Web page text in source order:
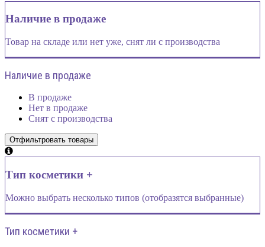
Наличие в продаже
Товар на складе или нет уже, снят ли с производства
Наличие в продаже
В продаже
Нет в продаже
Снят с производства
Тип косметики +
Можно выбрать несколько типов (отобразятся выбранные)
Тип косметики +